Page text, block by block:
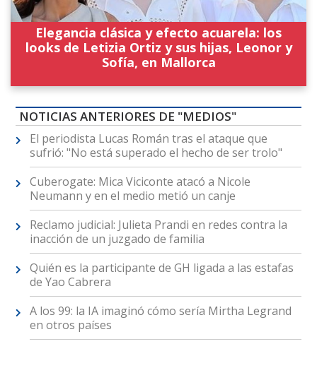
Elegancia clásica y efecto acuarela: los
looks de Letizia Ortiz y sus hijas, Leonor y
Sofía, en Mallorca
NOTICIAS ANTERIORES DE "MEDIOS"
El periodista Lucas Román tras el ataque que
sufrió: "No está superado el hecho de ser trolo"
Cuberogate: Mica Viciconte atacó a Nicole
Neumann y en el medio metió un canje
Reclamo judicial: Julieta Prandi en redes contra la
inacción de un juzgado de familia
Quién es la participante de GH ligada a las estafas
de Yao Cabrera
A los 99: la IA imaginó cómo sería Mirtha Legrand
en otros países